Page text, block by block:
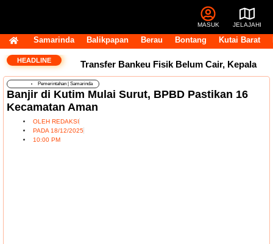
MASUK JELAJAHI
Samarinda Balikpapan Berau Bontang Kutai Barat
HEADLINE Transfer Bankeu Fisik Belum Cair, Kepala
Daerah Khawatir Proyek Infrastruktur
Terganggu
Pemerintahan Samarinda
Banjir di Kutim Mulai Surut, BPBD Pastikan 16
Kecamatan Aman
OLEH REDAKSI
PADA 18/12/2025
10:00 PM